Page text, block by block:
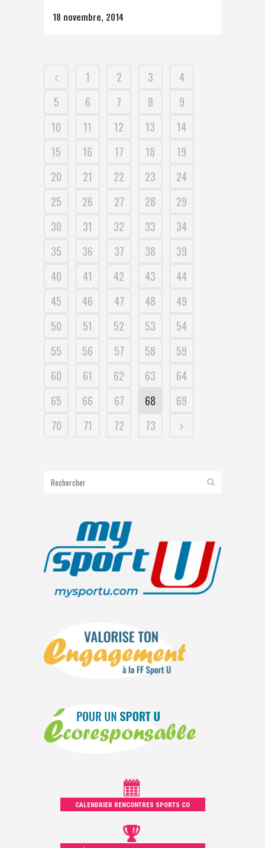
18 novembre, 2014
1 2 3
4
5
6 7 8
9
10
11 12 13
14
15
16 17 18
19
20
21 22 23
24
25
26 27 28
29
30
31 32 33
34
35
36 37 38
39
40
41 42 43
44
45
46 47 48
49
50
51 52 53
54
55
56 57 58
59
60
61 62 63
64
65
66 67 68
69
70
71 72 73
CALENDRIER RENCONTRES SPORTS CO